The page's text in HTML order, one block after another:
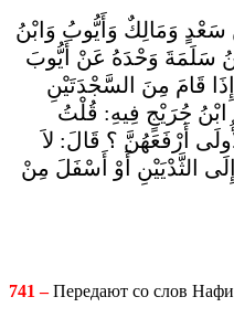
سَعْدٍ وَمَالِكٌ وَأَيُّوبُ وَابْنُ
سَلَمَةَ وَحْدَهُ عَنْ أَيُّوبَ
قَامَ مِنَ السَّجْدَتَيْنِ
ابْنُ جُرَيْجٍ فِيهِ: قُلْتُ
أَرْفَعَهُنَّ ؟ قَالَ: لاَ
الثَّدْيَيْنِ أَوْ أَسْفَلَ مِنْ
741 – Передают со слов